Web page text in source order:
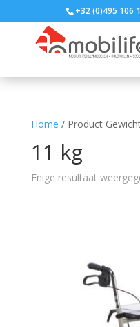
+32 (0)495 106
Home / Product
11 kg
Enige resultaat